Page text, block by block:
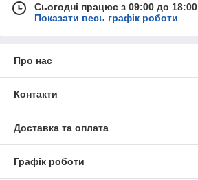
Сьогодні працює з 09:00 до 18:00
Показати весь графік роботи
Про нас
Контакти
Доставка та оплата
Графік роботи